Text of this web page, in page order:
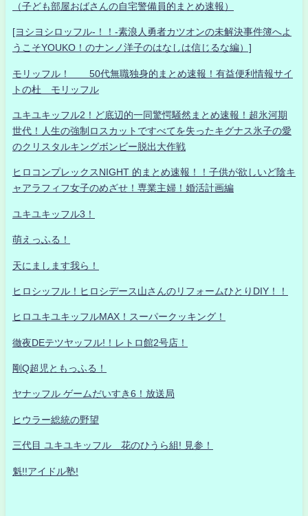
（子ども部屋おばさんの自宅警備員的まとめ速報）
[ヨシヨシロッフル-！！-素浪人勇者カツオンの未解決事件簿へよ
うこそYOUKO！のナンノ洋子のはなしは信じるな編）]
モリッフル！ 50代無職独身的まとめ速報！有益便利情報サイ
トの杜 モリッフル
ユキユキッフル2！ど底辺的一同驚愕騒然まとめ速報！超氷河期
世代！人生の強制ロスカットですべてを失ったキグナス氷子の愛
のクリスタルキングボンビー脱出大作戦
ヒロコンプレックスNIGHT 的まとめ速報！！子供が欲しいど陰キ
ャアラフィフ女子のめざせ！専業主婦！婚活計画編
ユキユキッフル3！
萌えっふる！
天にまします我ら！
ヒロシッフル！ヒロシデース山さんのリフォームひとりDIY！！
ヒロユキユキッフルMAX！スーパークッキング！
徹夜DEテツヤッフル!！レトロ館2号店！
剛Q超児ともっふる！
ヤナッフル ゲームだいすき6！放送局
ヒウラー総統の野望
三代目 ユキユキッフル 花のひうら組! 見参！
魁!!アイドル塾!